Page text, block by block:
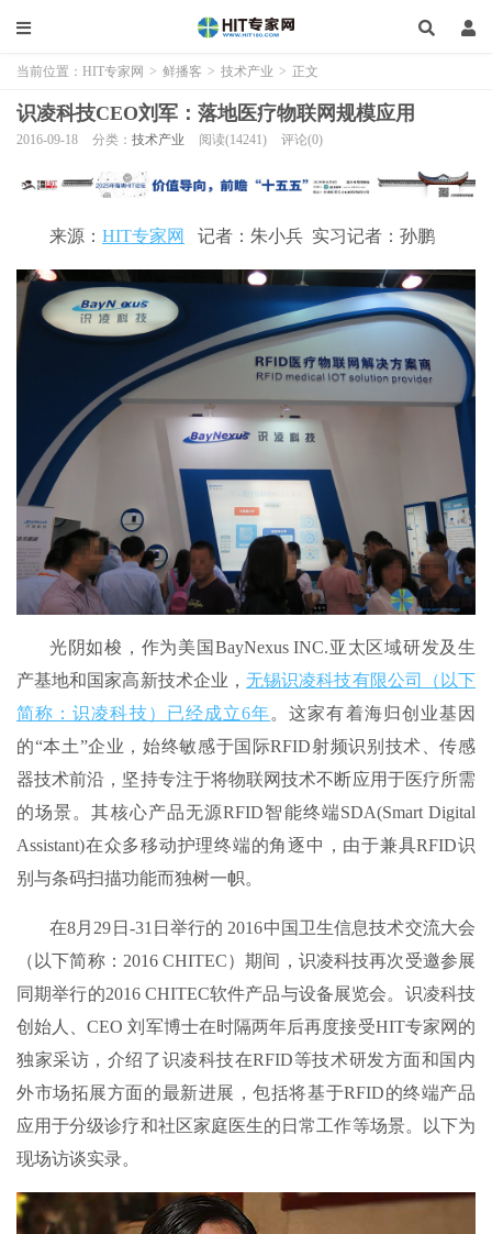
当前位置： HIT专家网 > 鲜播客 > 技术产业 > 正文
识凌科技CEO刘军：落地医疗物联网规模应用
2016-09-18 分类： 技术产业 阅读(14241) 评论(0)
来源： HIT专家网 记者：朱小兵 实习记者：孙鹏
光阴如梭，作为美国BayNexus INC.亚太区域研发及生
产基地和国家高新技术企业，无锡识凌科技有限公司（以下
简称：识凌科技）已经成立6年。这家有着海归创业基因
的“本土”企业，始终敏感于国际RFID射频识别技术、传感
器技术前沿，坚持专注于将物联网技术不断应用于医疗所需
的场景。其核心产品无源RFID智能终端SDA(Smart Digital
Assistant)在众多移动护理终端的角逐中，由于兼具RFID识
别与条码扫描功能而独树一帜。
在8月29日-31日举行的 2016中国卫生信息技术交流大会
（以下简称：2016 CHITEC）期间，识凌科技再次受邀参展
同期举行的2016 CHITEC软件产品与设备展览会。识凌科技
创始人、CEO 刘军博士在时隔两年后再度接受HIT专家网的
独家采访，介绍了识凌科技在RFID等技术研发方面和国内
外市场拓展方面的最新进展，包括将基于RFID的终端产品
应用于分级诊疗和社区家庭医生的日常工作等场景。以下为
现场访谈实录。